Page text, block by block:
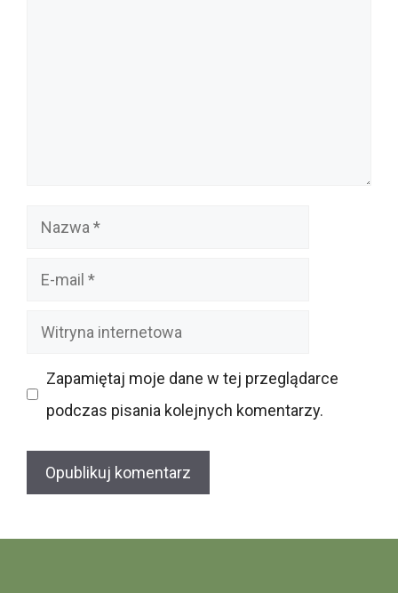
Nazwa
Witryna
Zapamiętaj moje dane w tej przeglądarce
podczas pisania kolejnych komentarzy.